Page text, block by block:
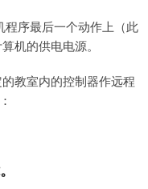
程序最后一个动作上（此
机的供电电源。
教室内的控制器作远程